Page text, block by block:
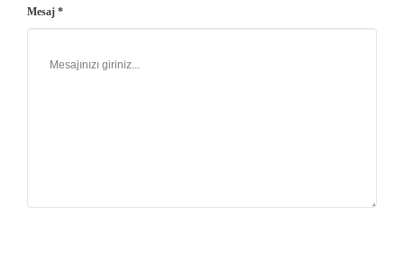
Mesaj *